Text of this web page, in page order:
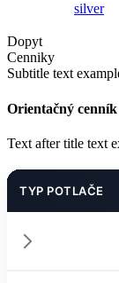
silver
Dopyt
Cenniky
Subtitle text
Orientačný
Text after title text
TYP POTLAČE